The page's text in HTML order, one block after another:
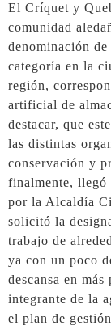
El Críquet y
comunidad
denominación
categoría en la
región,
artificial de
destacar, que
las distintas
conservación y
finalmente, llegó
por la Alcaldía
solicitó la
trabajo de
ya con un poco
descansa en
integrante de la
el plan de